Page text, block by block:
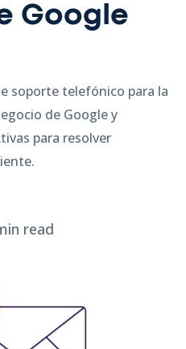
Google
soporte telefónico para la
de Google y
para resolver
read